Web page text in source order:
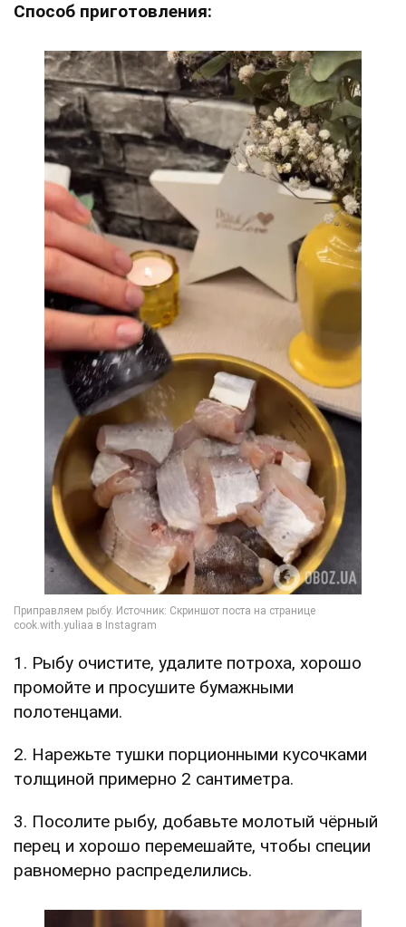
Способ приготовления:
1. Рыбу очистите, удалите потроха, хорошо
промойте и просушите бумажными
полотенцами.
2. Нарежьте тушки порционными кусочками
толщиной примерно 2 сантиметра.
3. Посолите рыбу, добавьте молотый чёрный
перец и хорошо перемешайте, чтобы специи
равномерно распределились.